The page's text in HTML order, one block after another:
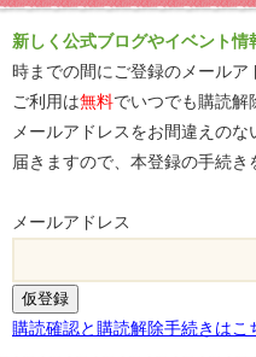
新しく公式ブログやイベント情
時までの間にご登録のメールア
ご利用は無料でいつでも購読解
メールアドレスをお間違えの
届きますので、本登録の手続き
メールアドレス
購読確認と購読解除手続きはこ